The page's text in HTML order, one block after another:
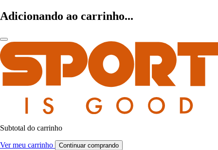
Adicionando ao carrinho...
Subtotal do carrinho
Ver meu carrinho Continuar comprando